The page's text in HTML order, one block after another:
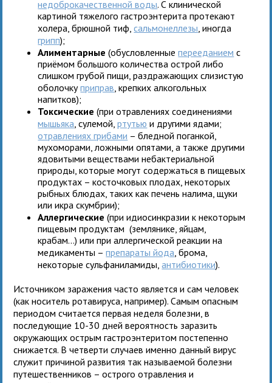
недоброкачественной воды. С клинической
картиной тяжелого гастроэнтерита протекают
холера, брюшной тиф,сальмонеллезы , иногда
грипп);
Алиментарные(обусловленныеперееданием с
приёмом большого количества острой либо
слишком грубой пищи, раздражающих слизистую
оболочкуприправ , крепких алкогольных
напитков);
Токсические (при отравлениях соединениями
мышьяка , сулемой,ртутью и другими ядами;
отравлениях грибами – бледной поганкой,
мухоморами, ложными опятами, а также другими
ядовитыми веществами небактериальной
природы, которые могут содержаться в пищевых
продуктах – косточковых плодах, некоторых
рыбных блюдах, таких как печень налима, щуки
или икра скумбрии);
Аллергические (при идиосинкразии к некоторым
пищевым продуктам (землянике, яйцам,
крабам…) или при аллергической реакции на
медикаменты –препараты йода , брома,
некоторые сульфаниламиды,антибиотики).
Источником заражения часто является и сам человек
(как носитель ротавируса, например). Самым опасным
периодом считается первая неделя болезни, в
последующие 10-30 дней вероятность заразить
окружающих острым гастроэнтеритом постепенно
снижается. В четверти случаев именно данный вирус
служит причиной развития так называемой болезни
путешественников – острого отравления и